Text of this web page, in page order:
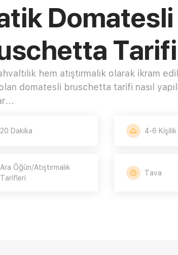
Domatesli
Tarifi
hem atıştırmalık olarak ikram
domatesli bruschetta tarifi nasıl
20 Dakika 4-6 Kişilik
Ara Öğün/Atıştırmalık
Tarifleri
Tava